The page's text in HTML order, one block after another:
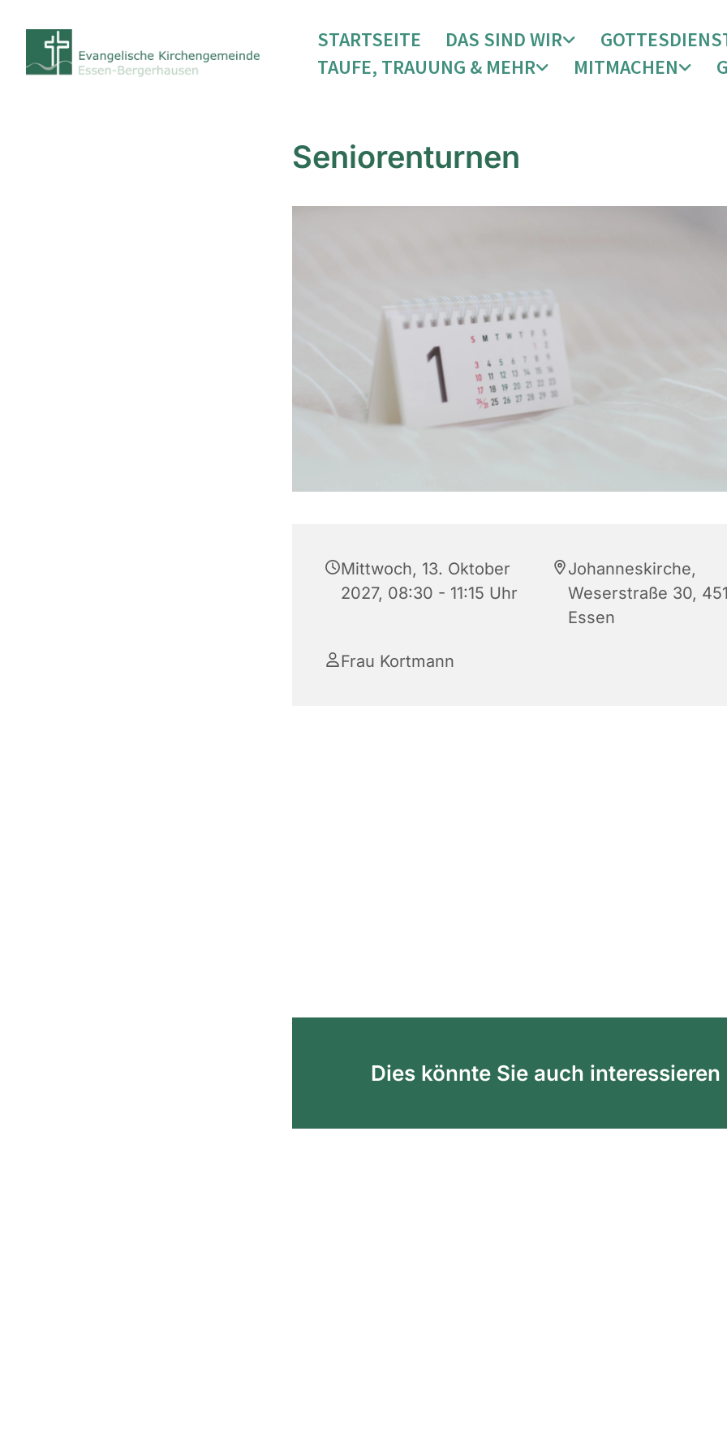
STARTSEITE DAS SIND WIR
TAUFE, TRAUUNG & MEHR
MITMACHEN
Seniorenturnen
Mittwoch, 13. Oktober
2027, 08:30 - 11:15 Uhr
Johanneskirche,
Weserstraße 30,
Essen
Frau Kortmann
Dies könnte Sie auch interessieren